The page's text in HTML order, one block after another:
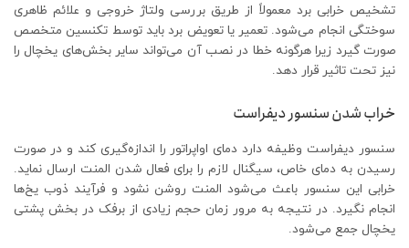
تشخیص خرابی برد معمولاً از طریق بررسی ولتاژ خروجی و علائم ظاهری
سوختگی انجام می‌شود. تعمیر یا تعویض برد باید توسط تکنسین متخصص
صورت گیرد زیرا هرگونه خطا در نصب آن می‌تواند سایر بخش‌های یخچال را
نیز تحت تاثیر قرار دهد.
خراب شدن سنسور دیفراست
سنسور دیفراست وظیفه دارد دمای اواپراتور را اندازه‌گیری کند و در صورت
رسیدن به دمای خاص، سیگنال لازم را برای فعال شدن المنت ارسال نماید.
خرابی این سنسور باعث می‌شود المنت روشن نشود و فرآیند ذوب یخ‌ها
انجام نگیرد. در نتیجه به مرور زمان حجم زیادی از برفک در بخش پشتی
یخچال جمع می‌شود.